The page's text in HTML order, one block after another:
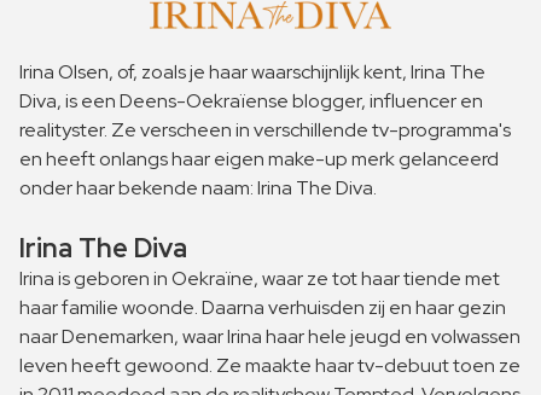
Irina Olsen, of, zoals je haar waarschijnlijk kent, Irina The
Diva, is een Deens-Oekraïense blogger, influencer en
realityster. Ze verscheen in verschillende tv-programma's
en heeft onlangs haar eigen make-up merk gelanceerd
onder haar bekende naam: Irina The Diva.
Irina The Diva
Irina is geboren in Oekraïne, waar ze tot haar tiende met
haar familie woonde. Daarna verhuisden zij en haar gezin
naar Denemarken, waar Irina haar hele jeugd en volwassen
leven heeft gewoond. Ze maakte haar tv-debuut toen ze